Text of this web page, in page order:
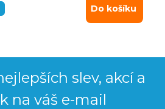
Do košíku
slev, akcí a
na váš e-mail